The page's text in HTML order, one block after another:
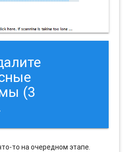
(3
то на очередном этапе.